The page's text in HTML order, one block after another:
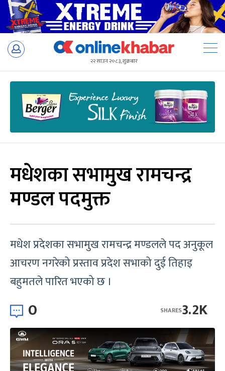
Skip
२२ साउन २०८३, शुक्रबार
मधेशका सभामुख रामचन्द्र
मण्डल पदमुक्त
मधेश प्रदेशका सभामुख रामचन्द्र मण्डलले पद अनुकूल
आचरण नगरेको प्रस्ताव प्रदेश सभाको दुई तिहाइ
बहुमतले पारित भएको छ ।
0 3.2K
SHARES